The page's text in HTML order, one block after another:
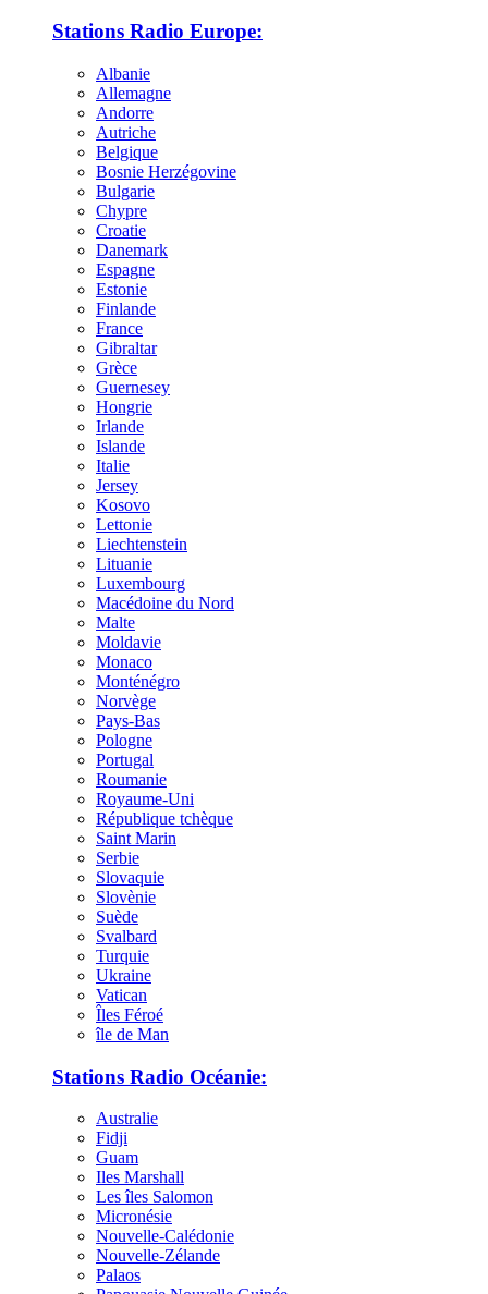
Stations Radio Europe:
Albanie
Allemagne
Andorre
Autriche
Belgique
Bosnie Herzégovine
Bulgarie
Chypre
Croatie
Danemark
Espagne
Estonie
Finlande
France
Gibraltar
Grèce
Guernesey
Hongrie
Irlande
Islande
Italie
Jersey
Kosovo
Lettonie
Liechtenstein
Lituanie
Luxembourg
Macédoine du Nord
Malte
Moldavie
Monaco
Monténégro
Norvège
Pays-Bas
Pologne
Portugal
Roumanie
Royaume-Uni
République tchèque
Saint Marin
Serbie
Slovaquie
Slovènie
Suède
Svalbard
Turquie
Ukraine
Vatican
Îles Féroé
île de Man
Stations Radio Océanie:
Australie
Fidji
Guam
Iles Marshall
Les îles Salomon
Micronésie
Nouvelle-Calédonie
Nouvelle-Zélande
Palaos